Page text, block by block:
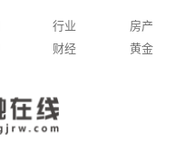
行业 房产
财经 黄金